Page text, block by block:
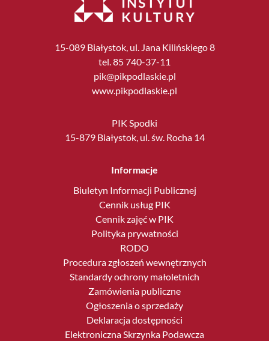
15-089 Białystok, ul. Jana Kilińskiego 8
tel. 85 740-37-11
pik@pikpodlaskie.pl
www.pikpodlaskie.pl
PIK Spodki
15-879 Białystok, ul. św. Rocha 14
Informacje
Biuletyn Informacji Publicznej
Cennik usług PIK
Cennik zajęć w PIK
Polityka prywatności
RODO
Procedura zgłoszeń wewnętrznych
Standardy ochrony małoletnich
Zamówienia publiczne
Ogłoszenia o sprzedaży
Deklaracja dostępności
Elektroniczna Skrzynka Podawcza